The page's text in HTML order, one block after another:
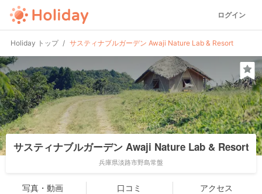
ログイン
Holiday トップ サスティナブルガーデン Awaji Nature Lab & Resort
サスティナブルガーデン Awaji Nature Lab & Resort
兵庫県淡路市野島常盤
写真・動画 口コミ アクセス